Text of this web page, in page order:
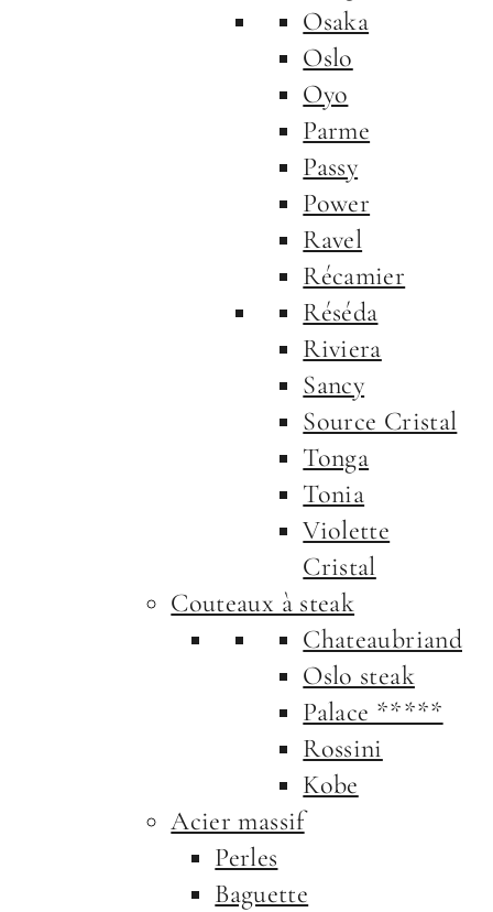
Osaka
Oslo
Oyo
Parme
Passy
Power
Ravel
Récamier
Réséda
Riviera
Sancy
Source Cristal
Tonga
Tonia
Violette
Cristal
Couteaux à steak
Chateaubriand
Oslo steak
Palace *****
Rossini
Kobe
Acier massif
Perles
Baguette